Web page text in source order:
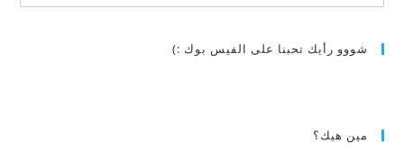
شووو رأيك تحبنا على الفيس بوك :)
مين هيك؟